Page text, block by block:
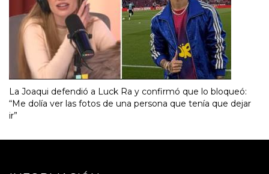
La Joaqui defendió a Luck Ra y confirmó que lo bloqueó:
“Me dolía ver las fotos de una persona que tenía que dejar
ir”